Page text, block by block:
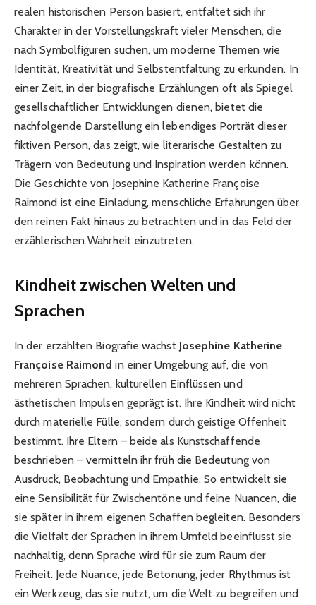
realen historischen Person basiert, entfaltet sich ihr
Charakter in der Vorstellungskraft vieler Menschen, die
nach Symbolfiguren suchen, um moderne Themen wie
Identität, Kreativität und Selbstentfaltung zu erkunden. In
einer Zeit, in der biografische Erzählungen oft als Spiegel
gesellschaftlicher Entwicklungen dienen, bietet die
nachfolgende Darstellung ein lebendiges Porträt dieser
fiktiven Person, das zeigt, wie literarische Gestalten zu
Trägern von Bedeutung und Inspiration werden können.
Die Geschichte von Josephine Katherine Françoise
Raimond ist eine Einladung, menschliche Erfahrungen über
den reinen Fakt hinaus zu betrachten und in das Feld der
erzählerischen Wahrheit einzutreten.
Kindheit zwischen Welten und
Sprachen
In der erzählten Biografie wächst Josephine Katherine
Françoise Raimond in einer Umgebung auf, die von
mehreren Sprachen, kulturellen Einflüssen und
ästhetischen Impulsen geprägt ist. Ihre Kindheit wird nicht
durch materielle Fülle, sondern durch geistige Offenheit
bestimmt. Ihre Eltern – beide als Kunstschaffende
beschrieben – vermitteln ihr früh die Bedeutung von
Ausdruck, Beobachtung und Empathie. So entwickelt sie
eine Sensibilität für Zwischentöne und feine Nuancen, die
sie später in ihrem eigenen Schaffen begleiten. Besonders
die Vielfalt der Sprachen in ihrem Umfeld beeinflusst sie
nachhaltig, denn Sprache wird für sie zum Raum der
Freiheit. Jede Nuance, jede Betonung, jeder Rhythmus ist
ein Werkzeug, das sie nutzt, um die Welt zu begreifen und